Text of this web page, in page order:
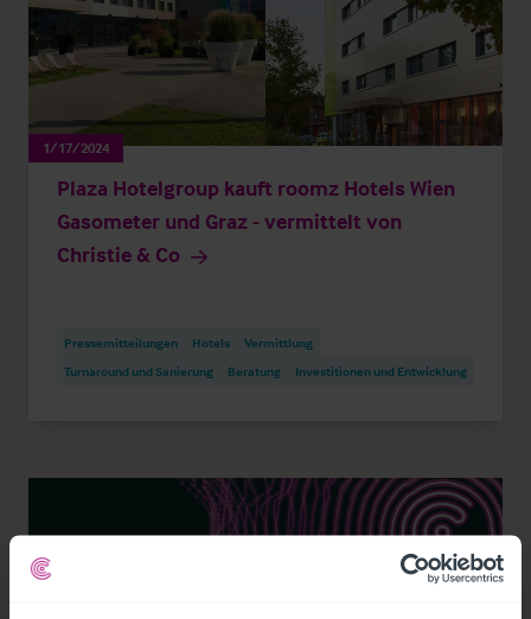
1/17/2024
Plaza Hotelgroup kauft roomz Hotels Wien
Gasometer und Graz - vermittelt von
Christie & Co
Pressemitteilungen Hotels
Vermittlung
Turnaround und Sanierung
Beratung Investitionen und Entwicklung